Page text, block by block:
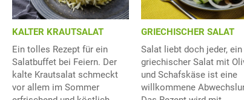
KALTER KRAUTSALAT
Ein tolles Rezept für ein
Salatbuffet bei Feiern. Der
kalte Krautsalat schmeckt
vor allem im Sommer
GRIECHISCHER SALAT
Salat liebt doch jeder, ein
griechischer Salat mit
und Schafskäse ist eine
willkommene